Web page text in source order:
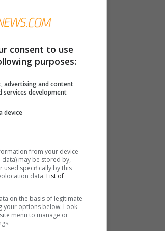
con
consent to use
purposes:
advertising and content
services development
device
from your device
may be stored by,
used specifically by this
data. List of
on the basis of legitimate
your options below. Look
menu to manage or